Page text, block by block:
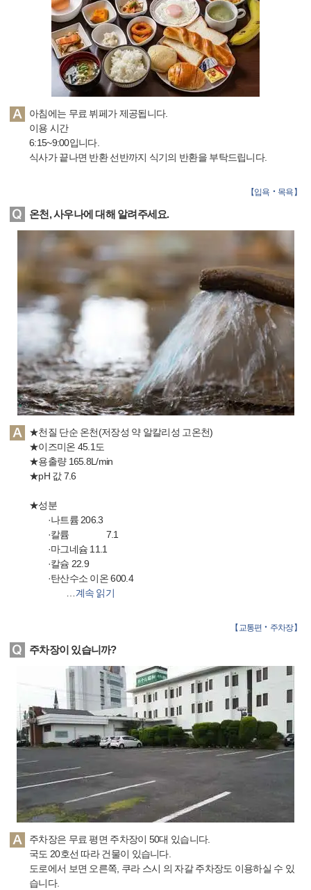
아침에는 무료 뷔페가 제공됩니다.
이용 시간
6:15~9:00입니다.
식사가 끝나면 반환 선반까지 식기의 반환을 부탁드립니다.
【입욕‧목욕 】
온천, 사우나에 대해 알려주세요.
★천질 단순 온천(저장성 약 알칼리성 고온천)
★이즈미온 45.1도
★용출량 165.8L/min
★pH 값 7.6
★성분
·나트륨 206.3
·칼륨 7.1
·마그네슘 11.1
·칼슘 22.9
·탄산수소 이온 600.4
…계속 읽기
【 교통편‧주차장】
주차장이 있습니까?
주차장은 무료 평면 주차장이 50대 있습니다.
국도 20호선 따라 건물이 있습니다.
도로에서 보면 오른쪽, 쿠라 스시 의 자갈 주차장도 이용하실 수 있
습니다.